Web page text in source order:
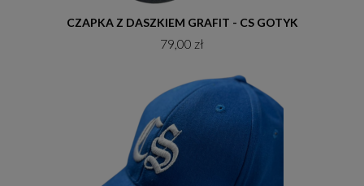
Do koszyka
CZAPKA Z DASZKIEM GRAFIT - CS GOTYK
79,00 zł